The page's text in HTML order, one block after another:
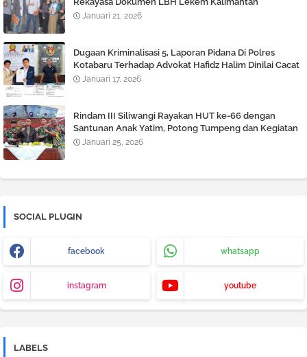
Januari 21, 2026
Dugaan Kriminalisasi 5, Laporan Pidana Di Polres
Kotabaru Terhadap Advokat Hafidz Halim Dinilai Cacat
Hukum
Januari 17, 2026
Rindam III Siliwangi Rayakan HUT ke-66 dengan
Santunan Anak Yatim, Potong Tumpeng dan Kegiatan
Tril Adventure
Januari 25, 2026
SOCIAL PLUGIN
facebook whatsapp
instagram youtube
LABELS